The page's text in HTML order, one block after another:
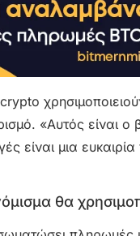
«Αυτός είναι
είναι μια
θα